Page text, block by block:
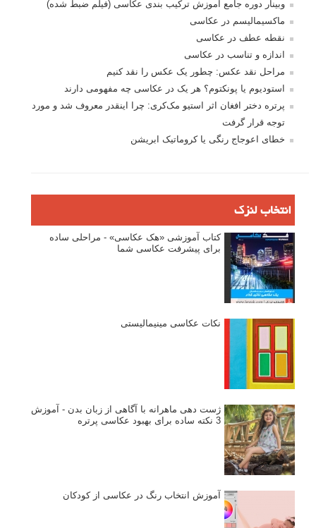
وبینار دوره جامع آموزش ترکیب بندی عکاسی (فیلم ضبط شده)
ماکسیمالیسم در عکاسی
نقطه عطف در عکاسی
اندازه و تناسب در عکاسی
مراحل نقد عکس: چطور یک عکس را نقد کنیم
استودیوم یا پونکتوم؟ هر یک در عکاسی چه مفهومی دارند
پرتره دختر افغان اثر استیو مک‌کری: چرا اینقدر معروف شد و مورد
توجه قرار گرفت
خطای اعوجاج رنگی یا کروماتیک ابریشن
انتخاب لنزک
کتاب آموزشی «هک عکاسی» - مراحلی ساده
برای پیشرفت عکاسی شما
نکات عکاسی مینیمالیستی
ژست دهی ماهرانه با آگاهی از زبان بدن - آموزش
3 نکته ساده برای بهبود عکاسی پرتره
آموزش انتخاب رنگ در عکاسی از کودکان